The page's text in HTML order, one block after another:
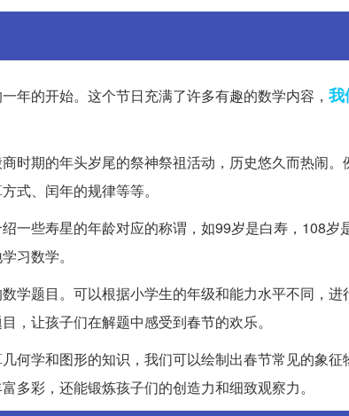
年的开始。这个节日充满了许多有趣的数学内容， 我
时期的年头岁尾的祭神祭祖活动，历史悠久而热闹。
式、闰年的规律等等。
一些寿星的年龄对应的称谓，如99岁是白寿，108岁
习数学。
学题目。可以根据小学生的年级和能力水平不同，进
，让孩子们在解题中感受到春节的欢乐。
学和图形的知识，我们可以绘制出春节常见的象征
多彩，还能锻炼孩子们的创造力和细致观察力。